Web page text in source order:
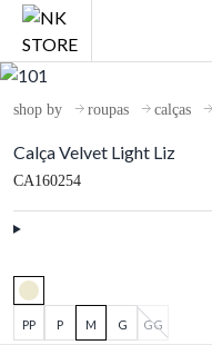
shop by roupas calças
Calça Velvet Light Liz
CA160254
PP P M G
GG